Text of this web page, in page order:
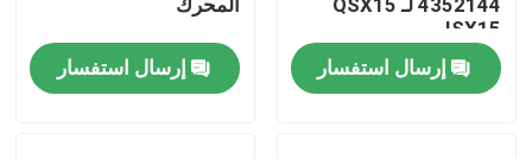
منزل
4352144 لـ QSX15
ISX15
إرسال استفسار
المحرك
إرسال استفسار